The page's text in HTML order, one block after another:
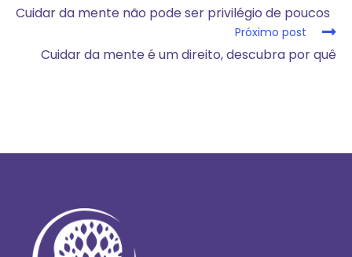
Cuidar da mente não pode ser privilégio de poucos
Próximo post
Cuidar da mente é um direito, descubra por quê